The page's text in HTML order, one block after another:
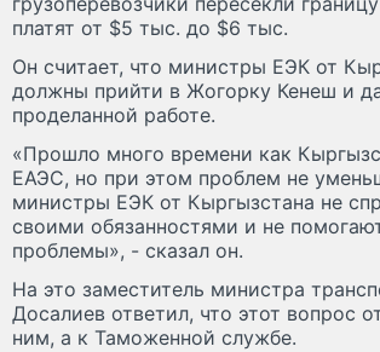
платят от $5 тыс. до $6 тыс.
Он считает, что министры ЕЭК от
должны прийти в Жогорку Кенеш и
проделанной работе.
«Прошло много времени как
ЕАЭС, но при этом проблем не
министры ЕЭК от Кыргызстана не
своими обязанностями и не
проблемы», - сказал он.
На это заместитель министра
Досалиев ответил, что этот вопрос
ним, а к Таможенной службе.